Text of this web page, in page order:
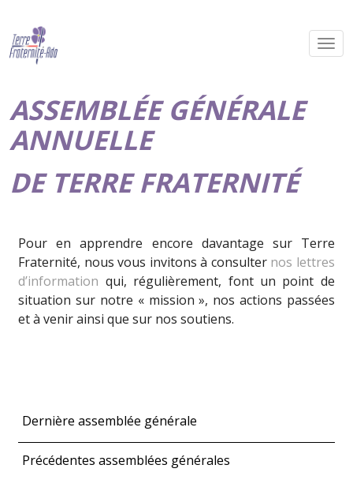
ASSEMBLÉE GÉNÉRALE
ANNUELLE
DE TERRE FRATERNITÉ
Pour en apprendre encore davantage sur Terre
Fraternité, nous vous invitons à consulter nos lettres
d’information qui, régulièrement, font un point de
situation sur notre « mission », nos actions passées
et à venir ainsi que sur nos soutiens.
Dernière assemblée générale
Précédentes assemblées générales